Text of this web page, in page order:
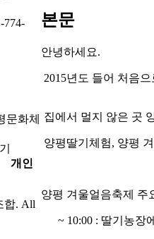
본문
안녕하세요.
2015년도 들어 처음
집에서 멀지 않은 곳
양평딸기체험, 양평
양평 겨울얼음축제 주
~ 10:00 : 딸기농장
774-
문화체
개인
합. All